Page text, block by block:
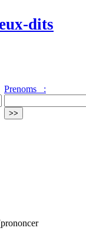
dits
Prenoms :